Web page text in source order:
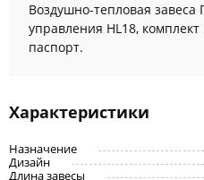
Воздушно-тепловая завеса
управления HL18,
паспорт.
Характеристики
Назначение
Дизайн
Длина завесы